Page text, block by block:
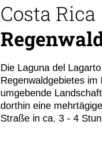
Costa Rica
Die Laguna del
Regenwaldgebietes
umgebende
dorthin eine
Straße in ca. 3 - 4